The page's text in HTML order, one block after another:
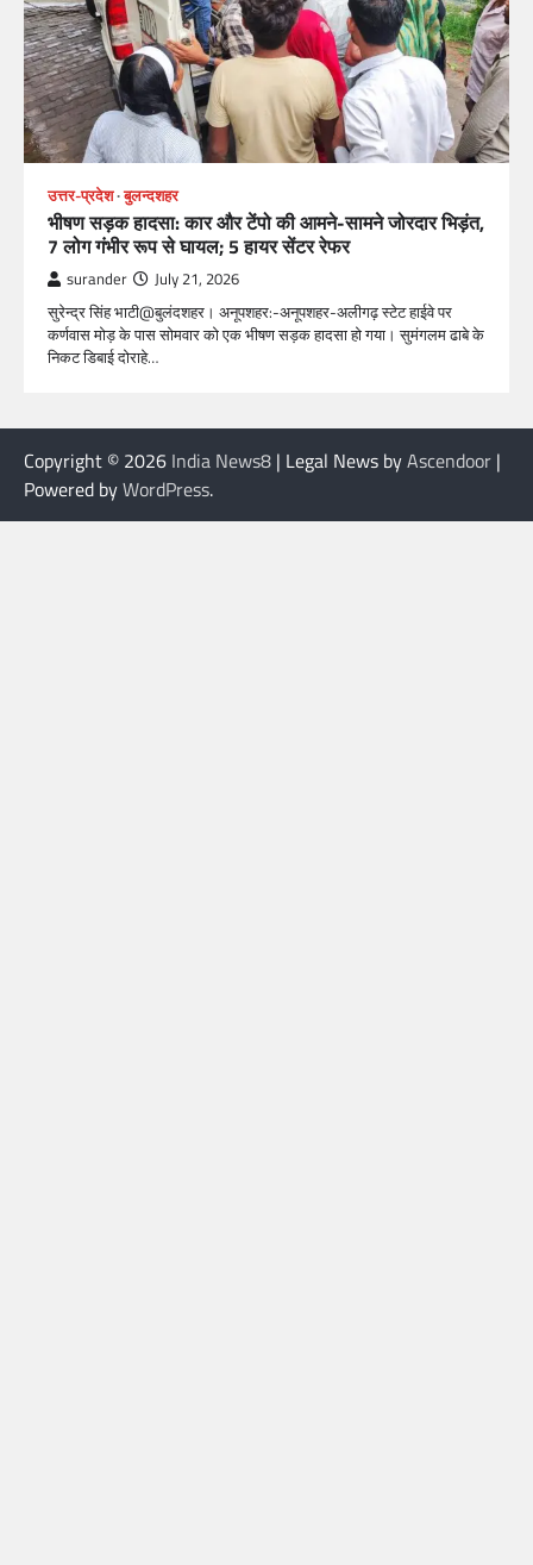
उत्तर-प्रदेश बुलन्दशहर
भीषण सड़क हादसा: कार और टेंपो की आमने-सामने जोरदार भिड़ंत,
7 लोग गंभीर रूप से घायल; 5 हायर सेंटर रेफर​
surander July 21, 2026
सुरेन्द्र सिंह भाटी@बुलंदशहर। अनूपशहर:-अनूपशहर-अलीगढ़ स्टेट हाईवे पर
कर्णवास मोड़ के पास सोमवार को एक भीषण सड़क हादसा हो गया। सुमंगलम ढाबे के
निकट डिबाई दोराहे…
Copyright © 2026 India News8 | Legal News byAscendoor |
Powered byWordPress.